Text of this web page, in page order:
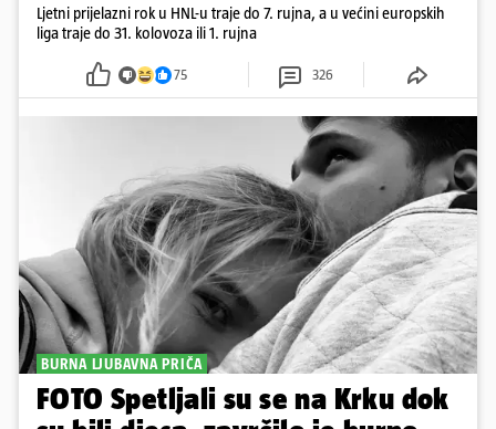
Ljetni prijelazni rok u HNL-u traje do 7. rujna, a u većini europskih
liga traje do 31. kolovoza ili 1. rujna
75 326
BURNA LJUBAVNA PRIČA
FOTO Spetljali su se na Krku dok